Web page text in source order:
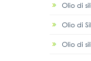
Olio di
Olio di
Olio di